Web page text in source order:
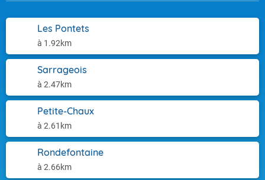
Les Pontets
à 1.92km
Sarrageois
à 2.47km
Petite-Chaux
à 2.61km
Rondefontaine
à 2.66km